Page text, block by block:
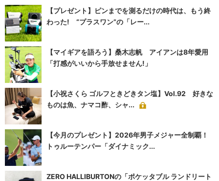
【プレゼント】ピンまでを測るだけの時代は、もう終
わった! “プラスワン”の「レー...
【マイギアを語ろう】桑木志帆 アイアンは8年愛用
「打感がいいから手放せません!」
【小祝さくら ゴルフときどきタン塩】Vol.92 好きな
ものは魚、ナマコ酢、シャ...
【今月のプレゼント】2026年男子メジャー全制覇！
トゥルーテンパー「ダイナミック...
ZERO HALLIBURTONの「ポケッタブル ランドリート